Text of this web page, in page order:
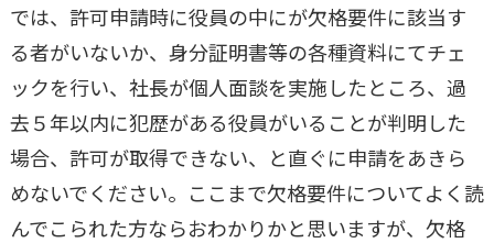
では、許可申請時に役員の中にが欠格要件に該当す
る者がいないか、身分証明書等の各種資料にてチェ
ックを行い、社長が個人面談を実施したところ、過
去５年以内に犯歴がある役員がいることが判明した
場合、許可が取得できない、と直ぐに申請をあきら
めないでください。ここまで欠格要件についてよく読
んでこられた方ならおわかりかと思いますが、欠格